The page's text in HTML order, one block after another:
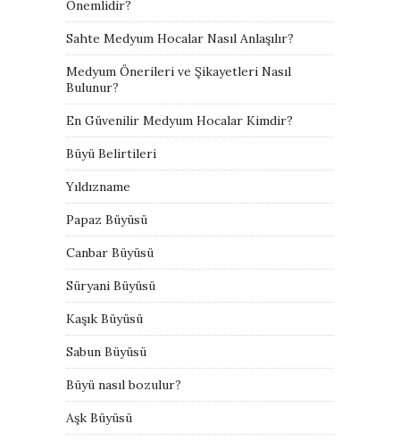
Önemlidir?
Sahte Medyum Hocalar Nasıl Anlaşılır?
Medyum Önerileri ve Şikayetleri Nasıl
Bulunur?
En Güvenilir Medyum Hocalar Kimdir?
Büyü Belirtileri
Yıldızname
Papaz Büyüsü
Canbar Büyüsü
Süryani Büyüsü
Kaşık Büyüsü
Sabun Büyüsü
Büyü nasıl bozulur?
Aşk Büyüsü